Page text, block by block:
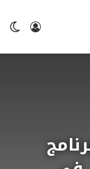
تسجيل